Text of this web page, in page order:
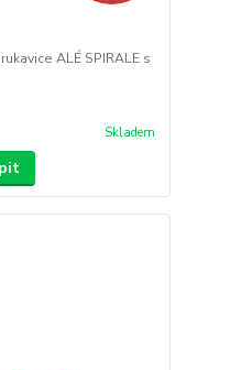
ALÉ SPIRALE s
Skladem